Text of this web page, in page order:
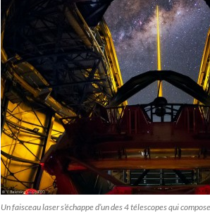
Un faisceau laser s’échappe d’un des 4 télescopes qui